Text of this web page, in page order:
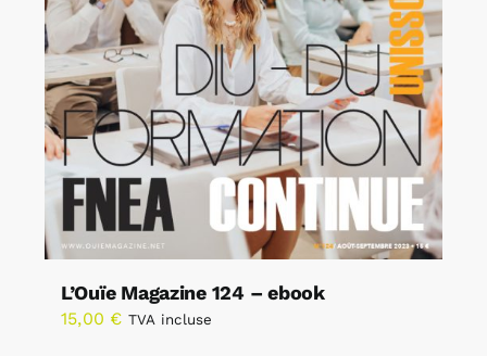
L’Ouïe Magazine 124 – ebook
15,00 € TVA incluse